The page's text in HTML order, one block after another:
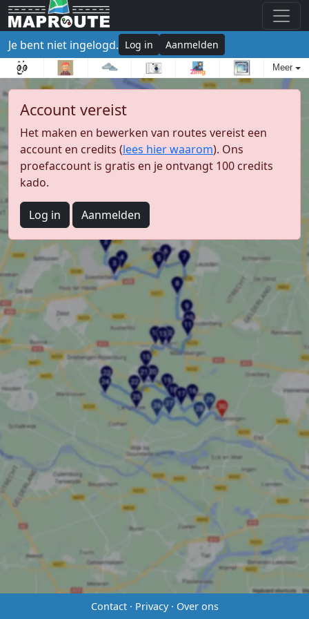
Je bent niet ingelogd. Log in Aanmelden
Meer
Account vereist
Het maken en bewerken van routes vereist een
account en credits (lees hier waarom). Ons
proefaccount is gratis en je ontvangt 100 credits
kado.
Log in Aanmelden
Contact· Privacy· Over ons